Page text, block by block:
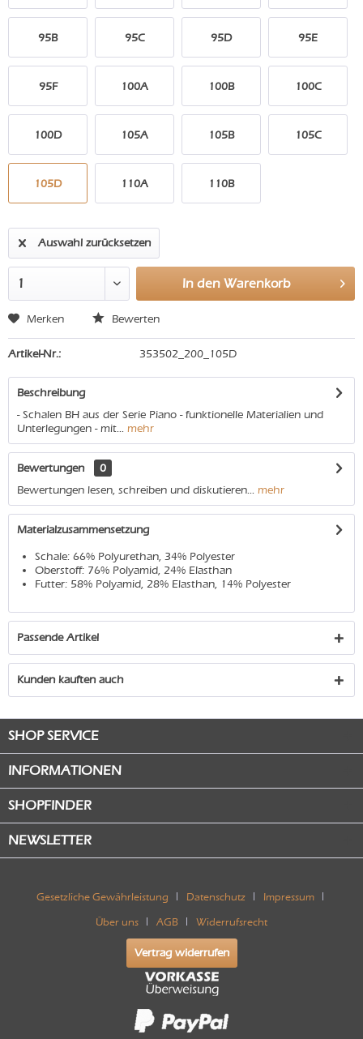
95B 95C 95D 95E
95F 100A 100B 100C
100D 105A 105B 105C
105D 110A 110B
Auswahl zurücksetzen
In den Warenkorb
Merken Bewerten
Artikel-Nr.: 353502_200_105D
Beschreibung
- Schalen BH aus der Serie Piano - funktionelle Materialien und
Unterlegungen - mit... mehr
Bewertungen
0
Bewertungen lesen, schreiben und diskutieren... mehr
Materialzusammensetzung
Schale: 66% Polyurethan, 34% Polyester
Oberstoff: 76% Polyamid, 24% Elasthan
Futter: 58% Polyamid, 28% Elasthan, 14% Polyester
Passende Artikel
Kunden kauften auch
SHOP SERVICE
INFORMATIONEN
SHOPFINDER
NEWSLETTER
Gesetzliche Gewährleistung Datenschutz Impressum
Über uns AGB Widerrufsrecht
Vertrag widerrufen